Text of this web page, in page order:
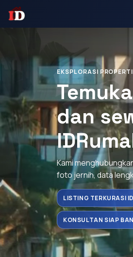
EKSPLORASI
dan
Kami
foto jernih, data
LISTING TERKURASI
KONSULTAN SIAP